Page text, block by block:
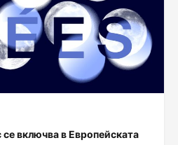
включва в Европейската